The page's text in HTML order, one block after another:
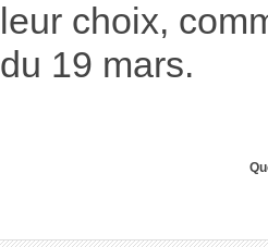
leur choix,
du 19 mars.